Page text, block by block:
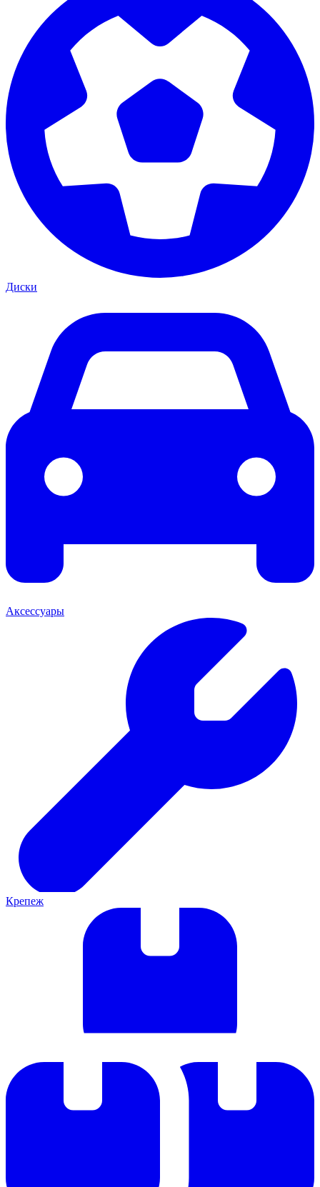
Диски
Аксессуары
Крепеж